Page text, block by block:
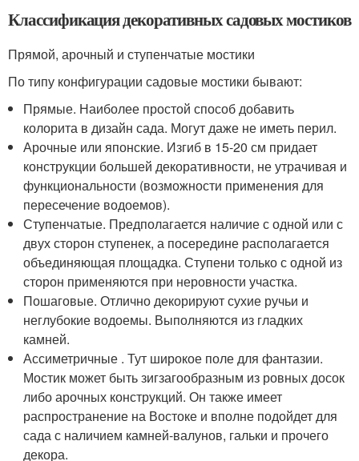
Классификация декоративных садовых мостиков
Прямой, арочный и ступенчатые мостики
По типу конфигурации садовые мостики бывают:
Прямые. Наиболее простой способ добавить
колорита в дизайн сада. Могут даже не иметь перил.
Арочные или японские. Изгиб в 15-20 см придает
конструкции большей декоративности, не утрачивая и
функциональности (возможности применения для
пересечение водоемов).
Ступенчатые. Предполагается наличие с одной или с
двух сторон ступенек, а посередине располагается
объединяющая площадка. Ступени только с одной из
сторон применяются при неровности участка.
Пошаговые. Отлично декорируют сухие ручьи и
неглубокие водоемы. Выполняются из гладких
камней.
Ассиметричные . Тут широкое поле для фантазии.
Мостик может быть зигзагообразным из ровных досок
либо арочных конструкций. Он также имеет
распространение на Востоке и вполне подойдет для
сада с наличием камней-валунов, гальки и прочего
декора.